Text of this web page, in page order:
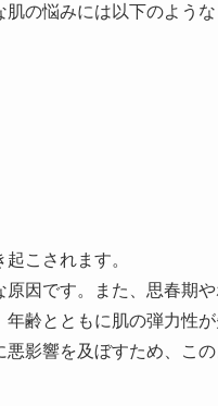
の悩みには以下のような
こされます。
因です。また、思春期
齢とともに肌の弾力性
影響を及ぼすため、この